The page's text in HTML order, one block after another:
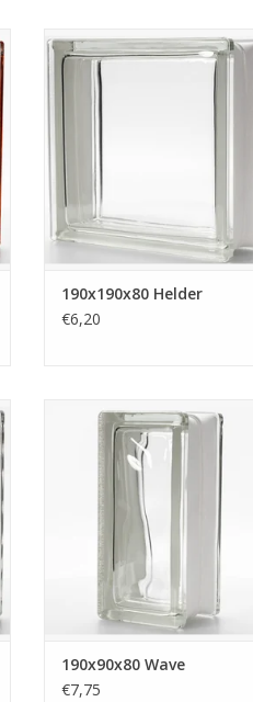
Deze glazen bouwsteen is
volledig transparant. Dit is de
heldere uitvoering. De afmeting
van deze steen is 190x190x80.
Deze stenen hebben wij op
TOEVOEGEN AAN WINKELWAGEN
190x190x80 Helder
€6,20
Glazen bouwsteen in wave
uitvoering. Afmeting
190x90x80mm. Deze steen kan
horizontaal of verticaal verwerkt
worden in de wanden. Geschikt
voor binnen en buitengebruik.
TOEVOEGEN AAN WINKELWAGEN
190x90x80 Wave
€7,75